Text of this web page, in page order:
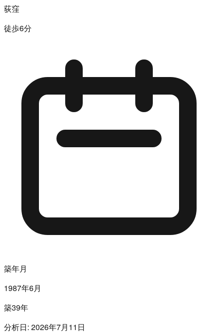
荻窪
徒歩6分
築年月
1987年6月
築39年
分析日: 2026年7月11日